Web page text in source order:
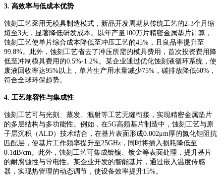
3. 高效率与低成本优势
蚀刻工艺采用无模具制造模式，新品开发周期从传统工艺的2-3个月缩
短至3天，显著降低研发成本。以年产量100万片精密金属垫片计算，
蚀刻工艺使单片综合成本降低至冲压工艺的45%，且良品率提升至
99.8%。此外，蚀刻工艺省去了冲压所需的模具费用，首次投资费用降
低至冲制模具费用的0.5%-1.2%。某企业通过优化蚀刻液循环系统，使
废液回收率达95%以上，单片生产用水量减少75%，碳排放降低60%，
符合全球环保趋势。
4. 工艺兼容性与集成性
蚀刻工艺可与光刻、蒸发、溅射等工艺无缝衔接，实现精密金属垫片
的多层结构与多功能性。例如，在5G高频基片制造中，蚀刻工艺与原
子层沉积（ALD）技术结合，在基片表面形成0.002μm厚的氮化钽阻抗
匹配层，使基片工作频率提升至25GHz，同时将插入损耗降低至
0.1dB/cm。此外，蚀刻工艺可集成镀镍、镀金等表面处理，提升基片
的耐腐蚀性与导电性。某企业开发的智能基片，通过嵌入温度传感
器，实现热管理的动态调节，使设备效率提升15%。